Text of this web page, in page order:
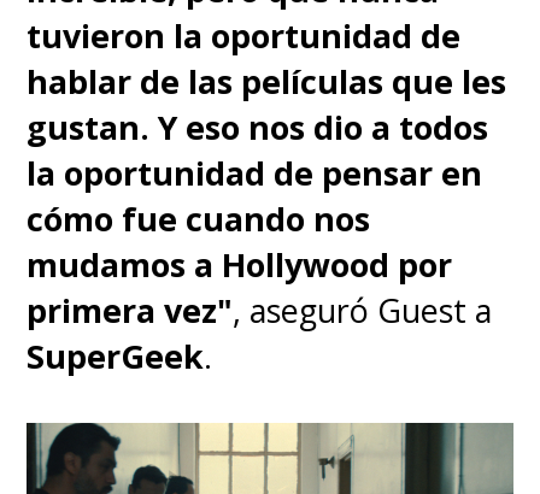
Lo importante para Olyphant no
era replicar lo ya hecho antes,
sino ponerse a disposición de la
visión que tenía Hawley para
esta historia. Fue el propio
tuvieron la oportunidad de
hablar de las películas que les
gustan. Y eso nos dio a todos
la oportunidad de pensar en
cómo fue cuando nos
mudamos a Hollywood por
primera vez", aseguró Guest a
SuperGeek.